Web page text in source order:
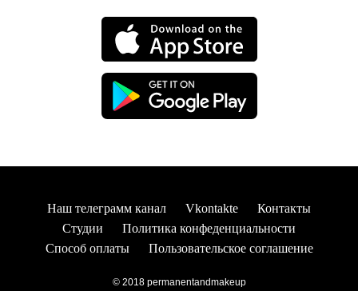
Наш телеграмм канал Vkontakte
Контакты
Студии
Политика конфеденциальности
Способ оплаты
Пользовательское соглашение
© 2018 permanentandmakeup